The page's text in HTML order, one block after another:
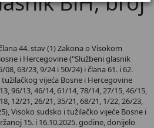
44. stav (1) Zakona o Visokom
i Hercegovine ("Službeni glasnik
08, 63/23, 9/24 i 50/24) i člana 61. i 62.
vijeća Bosne i Hercegovine
96/13, 46/14, 61/14, 78/14, 27/15, 46/15,
12/21, 26/21, 35/21, 68/21, 1/22, 26/23,
Visoko sudsko i tužilačko vijeće Bosne i
15. i 16.10.2025. godine, donijelo